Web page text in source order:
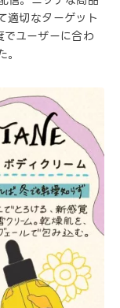
適切なターゲット
ユーザーに合わ